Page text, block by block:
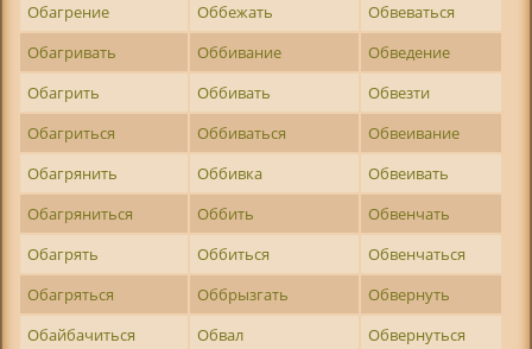
Обагрение
Оббежать
Обвеваться
Обагривать
Оббивание
Обведение
Обагрить
Оббивать
Обвезти
Обагриться
Оббиваться
Обвеивание
Обагрянить
Оббивка
Обвеивать
Обагряниться
Оббить
Обвенчать
Обагрять
Оббиться
Обвенчаться
Обагряться
Оббрызгать
Обвернуть
Обайбачиться
Обвал
Обвернуться